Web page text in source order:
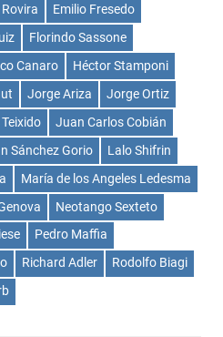
Emilio Fresedo
Florindo Sassone
Canaro
Héctor Stamponi
Jorge Ariza
Jorge Ortiz
Juan Carlos Cobián
Sánchez Gorio
Lalo Shifrin
María de los Angeles Ledesma
Neotango Sexteto
Pedro Maffia
Richard Adler
Rodolfo Biagi